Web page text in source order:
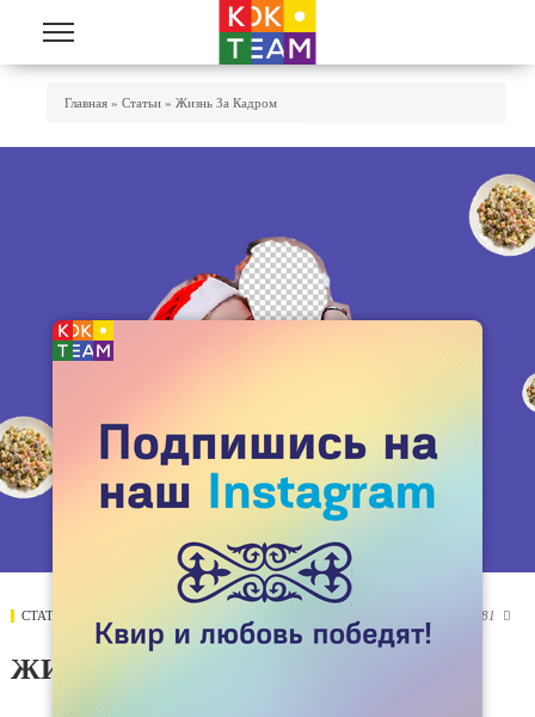
Перейти к основному содержанию
Главная » Статьи » Жизнь За Кадром
СТАТЬИ 2481 
ЖИЗНЬ ЗА КАДРОМ